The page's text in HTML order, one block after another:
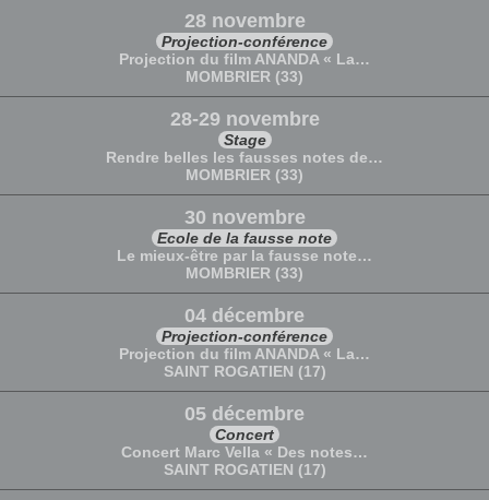
28 novembre
Projection-conférence
Projection du film ANANDA « La…
MOMBRIER (33)
28-29 novembre
Stage
Rendre belles les fausses notes de…
MOMBRIER (33)
30 novembre
Ecole de la fausse note
Le mieux-être par la fausse note…
MOMBRIER (33)
04 décembre
Projection-conférence
Projection du film ANANDA « La…
SAINT ROGATIEN (17)
05 décembre
Concert
Concert Marc Vella « Des notes…
SAINT ROGATIEN (17)